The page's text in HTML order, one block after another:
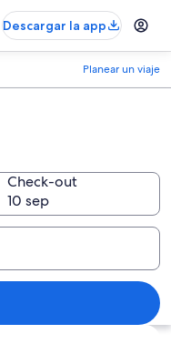
Descargar la app
Planear un viaje
Check-out
10 sep